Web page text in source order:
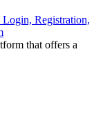
Registration,
that offers a